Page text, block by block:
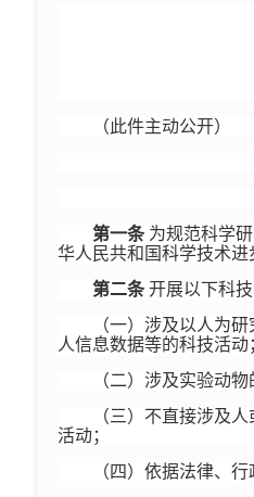
（此件主动公开）
第一条为规范科学
华人民共和国科学技术
第二条开展以下科
（一）涉及以人为
人信息数据等的科技活动
（二）涉及实验动物
（三）不直接涉及
活动；
（四）依据法律、